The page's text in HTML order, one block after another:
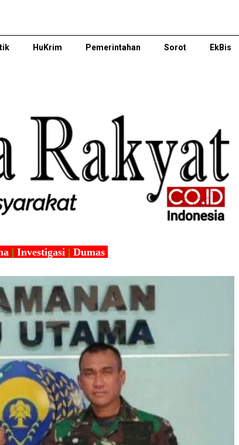
HuKrim Pemerintahan Sorot EkBis
| Investigasi | Dumas